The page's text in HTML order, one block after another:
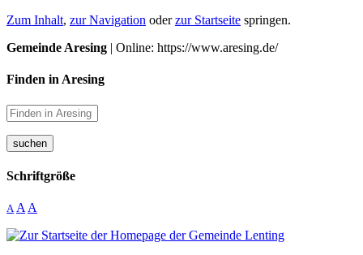
Zum Inhalt, zur Navigation oderzur Startseite springen.
Gemeinde Aresing | Online: https://www.aresing.de/
Finden in Aresing
suchen
Schriftgröße
A A A